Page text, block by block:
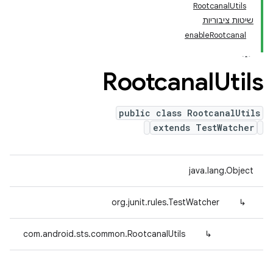
RootcanalUtils
שיטות ציבוריות
enableRootcanal
RootcanalUtils
public class RootcanalUtils
extends TestWatcher
java.lang.Object
↳
org.junit.rules.TestWatcher
↳
com.android.sts.common.RootcanalUtils